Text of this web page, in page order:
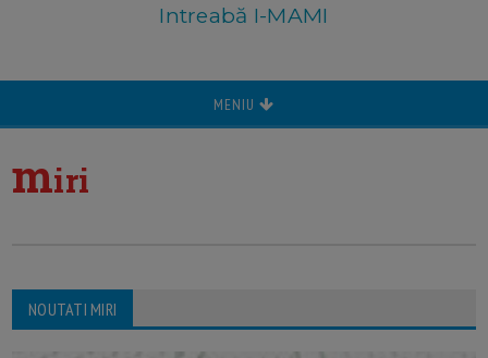
Intreabă I-MAMI
MENIU
miri
NOUTATI MIRI